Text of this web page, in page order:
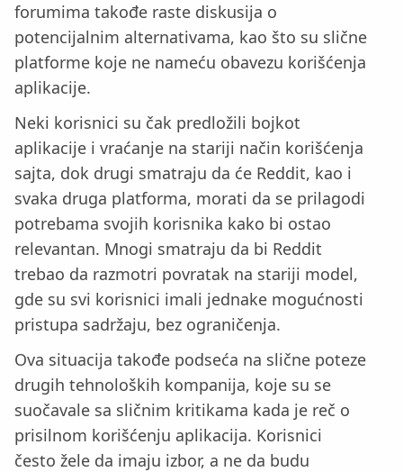
forumima takođe raste diskusija o
potencijalnim alternativama, kao što su slične
platforme koje ne nameću obavezu korišćenja
aplikacije.
Neki korisnici su čak predložili bojkot
aplikacije i vraćanje na stariji način korišćenja
sajta, dok drugi smatraju da će Reddit, kao i
svaka druga platforma, morati da se prilagodi
potrebama svojih korisnika kako bi ostao
relevantan. Mnogi smatraju da bi Reddit
trebao da razmotri povratak na stariji model,
gde su svi korisnici imali jednake mogućnosti
pristupa sadržaju, bez ograničenja.
Ova situacija takođe podseća na slične poteze
drugih tehnoloških kompanija, koje su se
suočavale sa sličnim kritikama kada je reč o
prisilnom korišćenju aplikacija. Korisnici
često žele da imaju izbor, a ne da budu